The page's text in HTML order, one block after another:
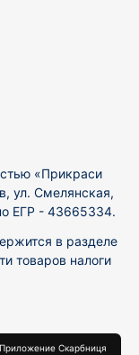
«Прикраси
ул. Смелянская,
ЕГР - 43665334.
в разделе
товаров налоги
Приложение Скарбниця